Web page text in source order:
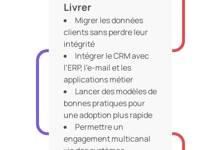
Livrer
Migrer les données
clients sans perdre leur
intégrité
Intégrer le CRM avec
l’ERP, l’e-mail et les
applications métier
Lancer des modèles de
bonnes pratiques pour
une adoption plus rapide
Permettre un
engagement multicanal